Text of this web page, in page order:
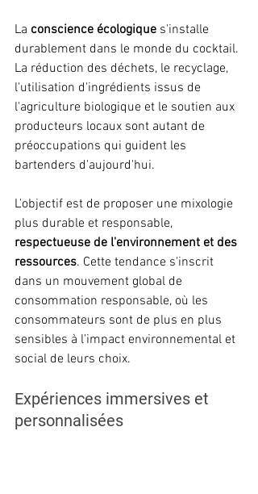
La conscience écologique s'installe
durablement dans le monde du cocktail.
La réduction des déchets, le recyclage,
l'utilisation d'ingrédients issus de
l'agriculture biologique et le soutien aux
producteurs locaux sont autant de
préoccupations qui guident les
bartenders d'aujourd'hui.
L'objectif est de proposer une mixologie
plus durable et responsable,
respectueuse de l'environnement et des
ressources. Cette tendance s'inscrit
dans un mouvement global de
consommation responsable, où les
consommateurs sont de plus en plus
sensibles à l'impact environnemental et
social de leurs choix.
Expériences immersives et
personnalisées